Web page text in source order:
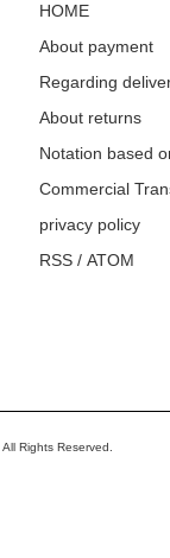
HOME
About payment
Regarding
About returns
Notation based
Commercial
privacy policy
RSS / ATOM
All Rights Reserved.